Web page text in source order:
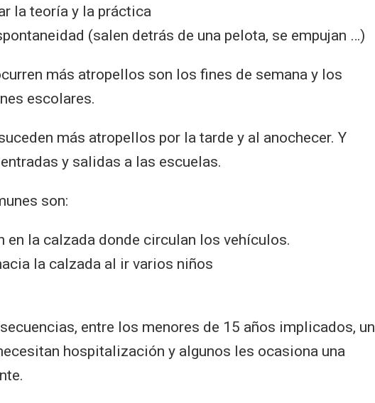
la teoría y la práctica
(salen detrás de una pelota, se empujan …)
más atropellos son los fines de semana y los
escolares.
más atropellos por la tarde y al anochecer. Y
y salidas a las escuelas.
son:
en la calzada donde circulan los vehículos.
la calzada al ir varios niños
entre los menores de 15 años implicados, un
hospitalización y algunos les ocasiona una